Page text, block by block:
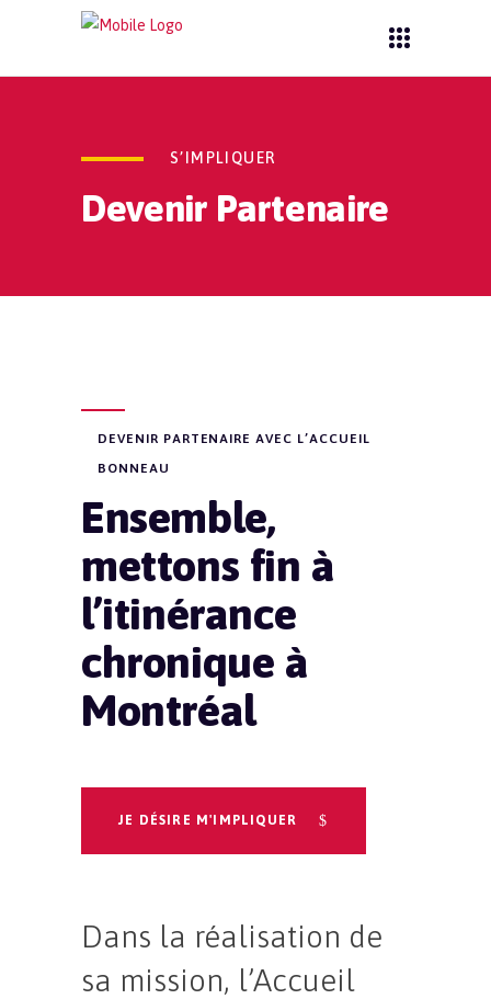
S’IMPLIQUER
Devenir Partenaire
DEVENIR PARTENAIRE AVEC L’ACCUEIL
BONNEAU
Ensemble,
mettons fin à
l’itinérance
chronique à
Montréal
JE DÉSIRE M'IMPLIQUER
Dans la réalisation de
sa mission, l’Accueil